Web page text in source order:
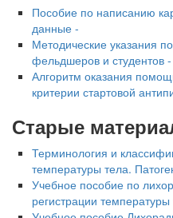
Пособие по написанию
данные -
Методические указания
фельдшеров и студентов -
Алгоритм оказания
критерии стартовой
Старые
Терминология и
температуры тела.
Учебное пособие по
регистрации температуры